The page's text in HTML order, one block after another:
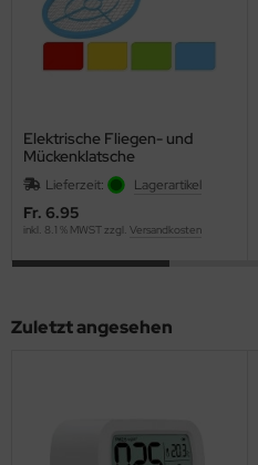
Elektrische Fliegen- und
Mückenklatsche
Lieferzeit: Lagerartikel
Fr. 6.95
inkl. 8.1 % MWST zzgl. Versandkosten
Zuletzt angesehen